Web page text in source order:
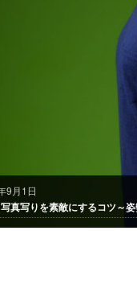
9月1日
写真写りを素敵にするコツ～